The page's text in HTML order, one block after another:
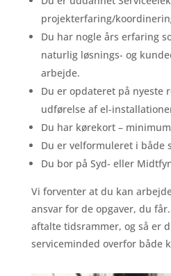
projekterfaring/
Du har nogle års erfaring
naturlig løsnings- og
arbejde.
Du er opdateret på nyeste
udførelse af el-
Du har kørekort –
Du er velformuleret i både
Du bor på Syd- eller
Vi forventer at du kan
ansvar for de opgaver, du
aftalte tidsrammer, og så er
serviceminded overfor både